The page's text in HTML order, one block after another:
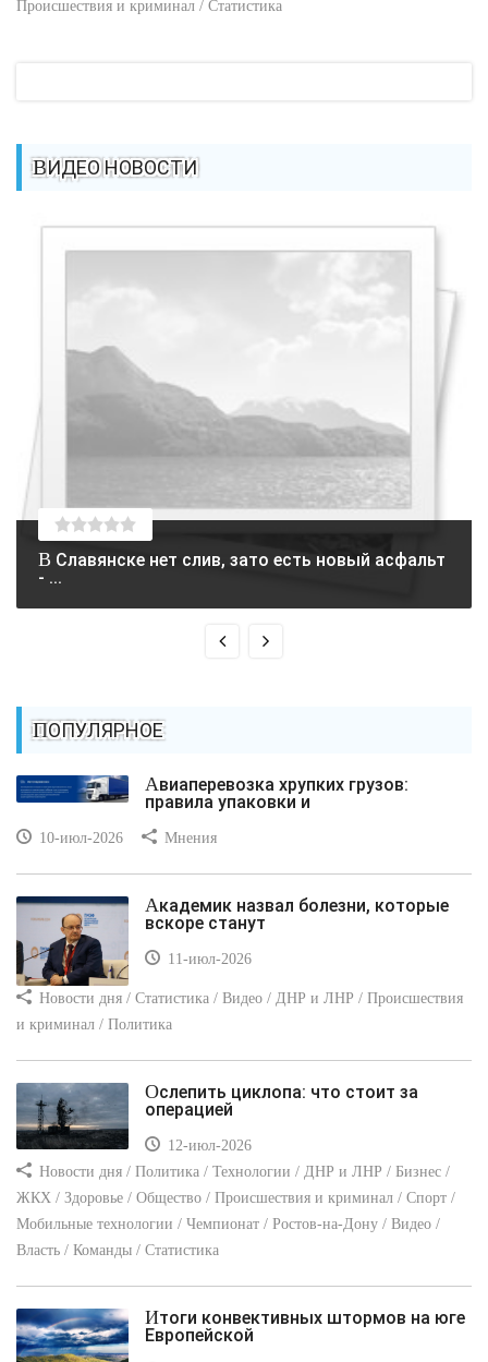
Происшествия и криминал / Статистика
ВИДЕО НОВОСТИ
В Славянске нет слив, зато есть новый асфальт
- ...
ПОПУЛЯРНОЕ
Авиаперевозка хрупких грузов:
правила упаковки и
10-июл-2026 Мнения
Академик назвал болезни, которые
вскоре станут
11-июл-2026
Новости дня / Статистика / Видео / ДНР и ЛНР / Происшествия
и криминал / Политика
Ослепить циклопа: что стоит за
операцией
12-июл-2026
Новости дня / Политика / Технологии / ДНР и ЛНР / Бизнес /
ЖКХ / Здоровье / Общество / Происшествия и криминал / Спорт /
Мобильные технологии / Чемпионат / Ростов-на-Дону / Видео /
Власть / Команды / Статистика
Итоги конвективных штормов на юге
Европейской